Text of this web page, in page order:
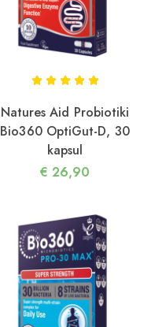
Natures Aid Probiotiki
Bio360 OptiGut-D, 30
kapsul
€ 26,90